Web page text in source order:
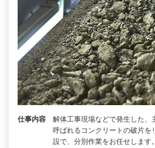
仕事内容
解体工事現場などで発生した、
呼ばれるコンクリートの破片を
設で、分別作業をお任せします